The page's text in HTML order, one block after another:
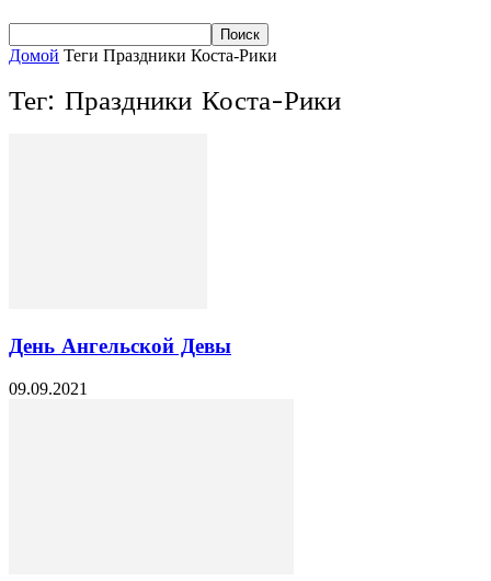
Домой Теги Праздники Коста-Рики
Тег: Праздники Коста-Рики
День Ангельской Девы
09.09.2021